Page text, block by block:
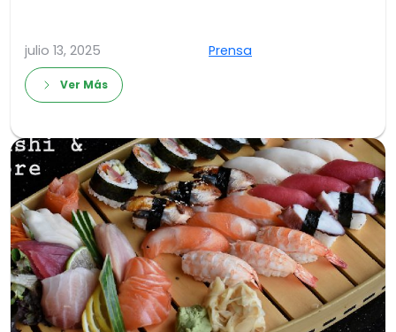
julio 13, 2025 Prensa
Ver Más